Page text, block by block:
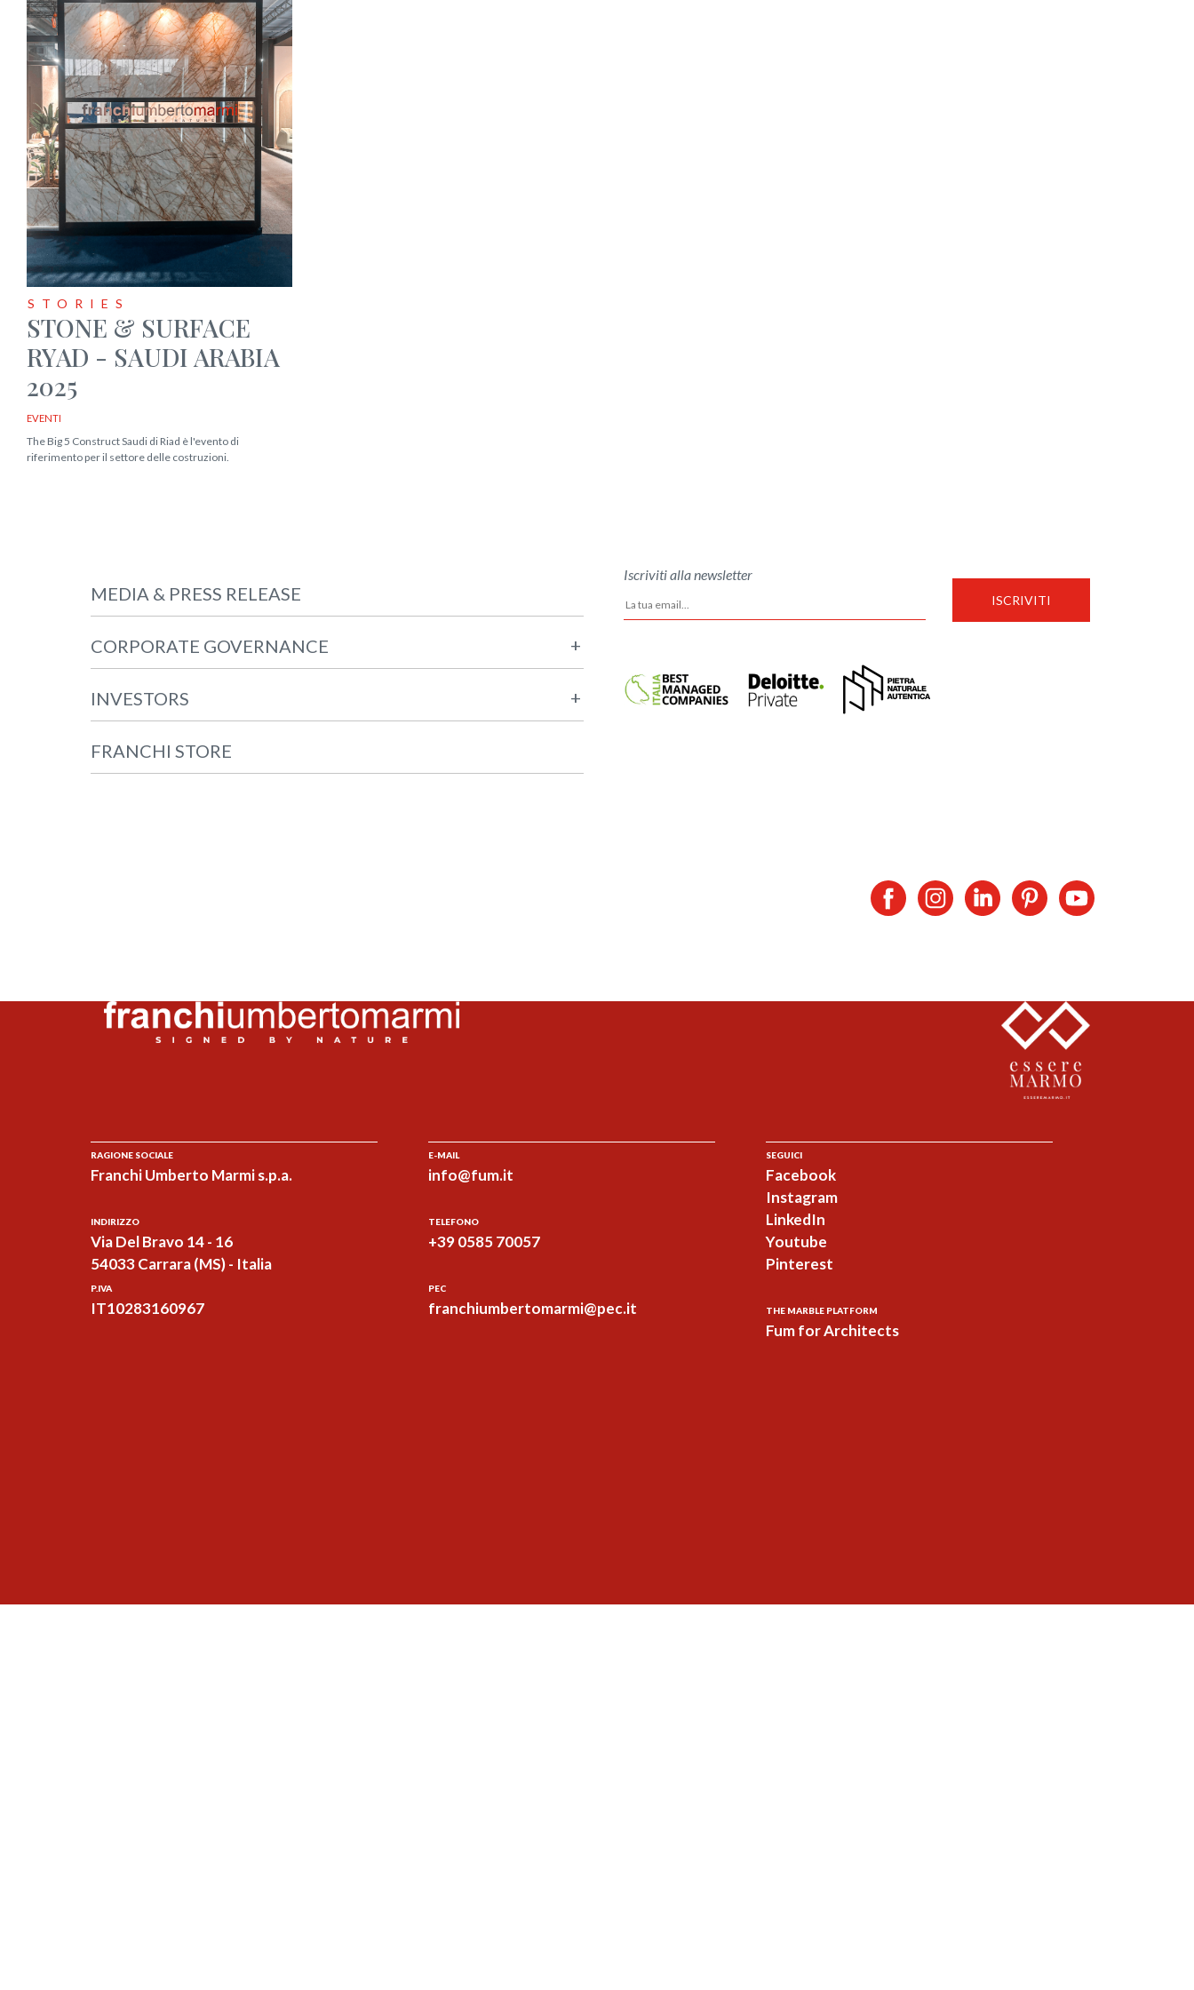
STORIES
STONE & SURFACE
RYAD - SAUDI ARABIA
2025
EVENTI
The Big 5 Construct Saudi di Riad è l'evento di
riferimento per il settore delle costruzioni.
MEDIA & PRESS RELEASE
CORPORATE GOVERNANCE +
INVESTORS +
FRANCHI STORE
Iscriviti alla newsletter
RAGIONE SOCIALE
Franchi Umberto Marmi s.p.a.
INDIRIZZO
Via Del Bravo 14 - 16
54033 Carrara (MS) - Italia
P.IVA
IT10283160967
E-MAIL
info@fum.it
TELEFONO
+39 0585 70057
PEC
franchiumbertomarmi@pec.it
SEGUICI
Facebook
Instagram
LinkedIn
Youtube
Pinterest
THE MARBLE PLATFORM
Fum for Architects